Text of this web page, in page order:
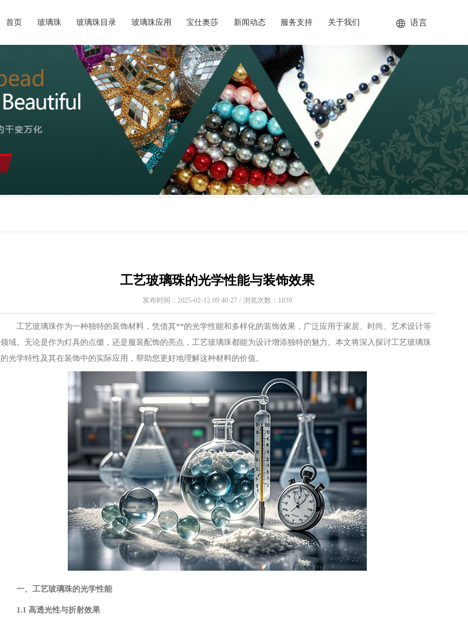
首页 玻璃珠 玻璃珠目录 玻璃珠应用 宝仕奥莎 新闻动态 服务支持 关于我们 语言
工艺玻璃珠的光学性能与装饰效果
发布时间：2025-02-12 09:40:27 / 浏览次数：1839
工艺玻璃珠作为一种独特的装饰材料，凭借其**的光学性能和多样化的装饰效果，广泛应用于家居、时尚、艺术设计等
领域。无论是作为灯具的点缀，还是服装配饰的亮点，工艺玻璃珠都能为设计增添独特的魅力。本文将深入探讨工艺玻璃珠
的光学特性及其在装饰中的实际应用，帮助您更好地理解这种材料的价值。
一、工艺玻璃珠的光学性能
1.1 高透光性与折射效果